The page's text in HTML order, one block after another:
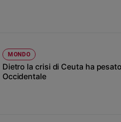
Santi
Devozione
MONDO
Dietro la crisi di Ceuta ha
Occidentale